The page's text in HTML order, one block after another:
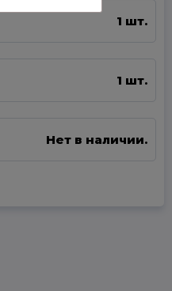
1 шт.
1 шт.
Нет в наличии.